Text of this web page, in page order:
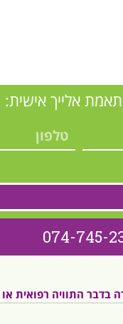
אלייך אישית:
בדבר התוויה רפואית או